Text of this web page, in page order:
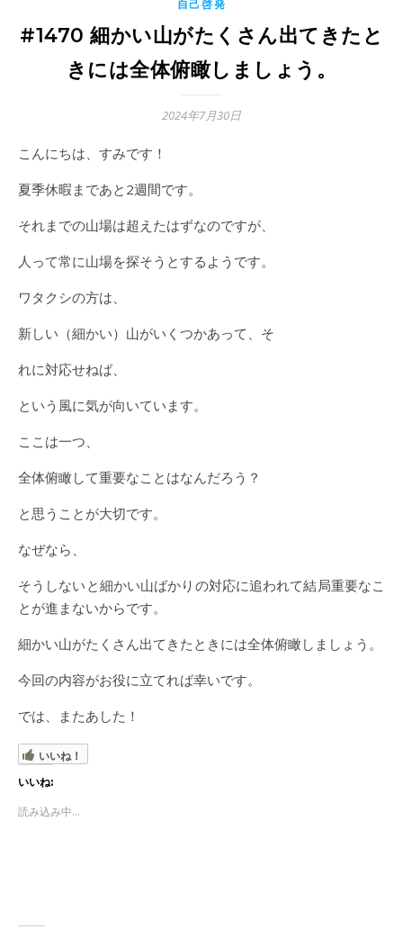
自己啓発
#1470 細かい山がたくさん出てきたと
きには全体俯瞰しましょう。
2024年7月30日
こんにちは、すみです！
夏季休暇まであと2週間です。
それまでの山場は超えたはずなのですが、
人って常に山場を探そうとするようです。
ワタクシの方は、
新しい（細かい）山がいくつかあって、そ
れに対応せねば、
という風に気が向いています。
ここは一つ、
全体俯瞰して重要なことはなんだろう？
と思うことが大切です。
なぜなら、
そうしないと細かい山ばかりの対応に追われて結局重要なこ
とが進まないからです。
細かい山がたくさん出てきたときには全体俯瞰しましょう。
今回の内容がお役に立てれば幸いです。
では、またあした！
いいね！
いいね:
読み込み中...